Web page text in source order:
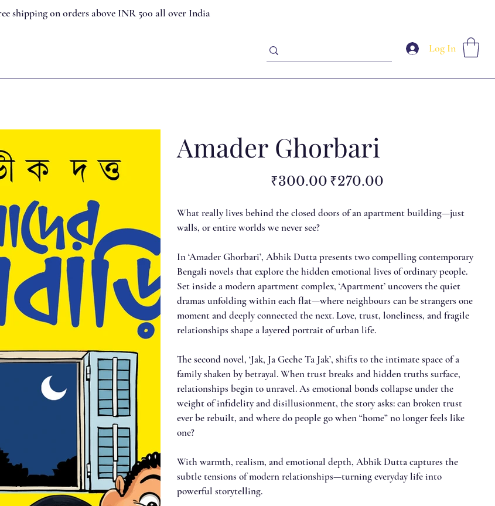
shipping on orders above INR 500 all over India
Log In
Amader Ghorbari
Original
price
₹300.00
Sale
price
₹270.00
What really lives behind the closed doors of an apartment building—just
walls, or entire worlds we never see?
In ‘Amader Ghorbari’, Abhik Dutta presents two compelling contemporary
Bengali novels that explore the hidden emotional lives of ordinary people.
Set inside a modern apartment complex, ‘Apartment’ uncovers the quiet
dramas unfolding within each flat—where neighbours can be strangers one
moment and deeply connected the next. Love, trust, loneliness, and fragile
relationships shape a layered portrait of urban life.
The second novel, ‘Jak, Ja Geche Ta Jak’, shifts to the intimate space of a
family shaken by betrayal. When trust breaks and hidden truths surface,
relationships begin to unravel. As emotional bonds collapse under the
weight of infidelity and disillusionment, the story asks: can broken trust
ever be rebuilt, and where do people go when “home” no longer feels like
one?
With warmth, realism, and emotional depth, Abhik Dutta captures the
subtle tensions of modern relationships—turning everyday life into
powerful storytelling.